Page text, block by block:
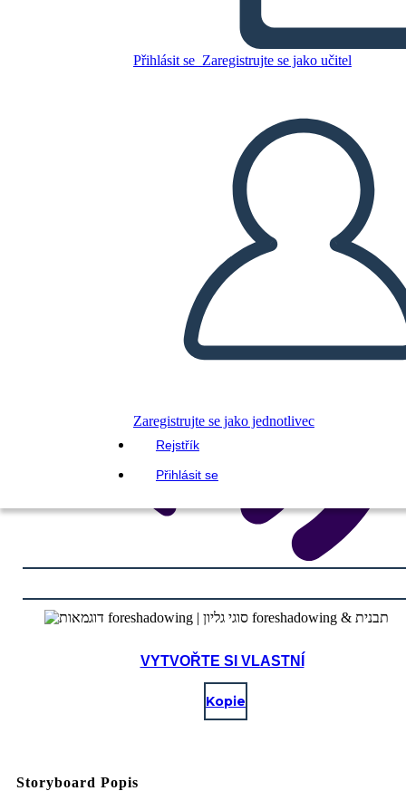
Přihlásit se Zaregistrujte se jako učitel
Zaregistrujte se jako jednotlivec
Rejstřík
Přihlásit se
גליון foreshadowing & תבנית
VYTVOŘIT STORYBOARD
PŘEHRÁT PREZENTACI
PŘEČTI MI
VYTVOŘTE SI VLASTNÍ
Kopie
Storyboard Popis